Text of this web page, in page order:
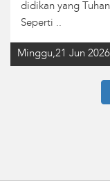
didikan yang
Seperti ..
Minggu,21 Jun 2026